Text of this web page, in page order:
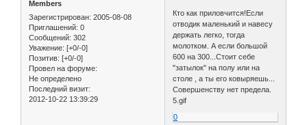
Members
Зарегистрирован: 2005-08-08
Приглашений: 0
Сообщений: 302
Уважение: [+0/-0]
Позитив: [+0/-0]
Провел на форуме:
Не определено
Последний визит:
2012-10-22 13:39:29
Кто как приловчится!Если
отводик маленький и навесу
держать легко, тогда
молотком. А если большой
600 на 300...Стоит себе
"затылок" на полу или на
столе , а ты его ковыряешь...
Совершенству нет предела.
5.gif
0